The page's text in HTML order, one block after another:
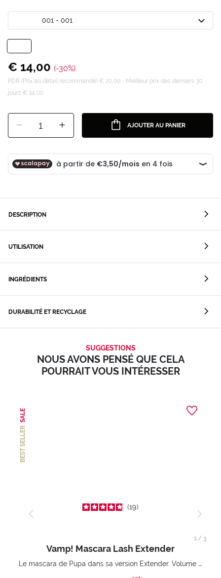
001 - 001
€ 14,00 (-30%)
PDR (Prix au détail recommandé) € 20,00
Meilleur prix des derniers 30
jours € 14,00
1 AJOUTER AU PANIER
DESCRIPTION
UTILISATION
INGRÉDIENTS
DURABILITÉ ET RECYCLAGE
SUGGESTIONS
NOUS AVONS PENSÉ QUE CELA
POURRAIT VOUS INTÉRESSER
BEST SELLER
SALE
19
Vamp! Mascara Lash Extender
Le mascara de Pupa dans sa version Extender. Volume extension 3D. Des cils amplifiés et liftés à l’infini.
1/ 3